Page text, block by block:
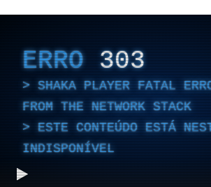
ERRO 303
SHAKA PLAYER FATAL
FROM THE NETWORK STACK
ESTE CONTEÚDO ESTÁ
INDISPONÍVEL